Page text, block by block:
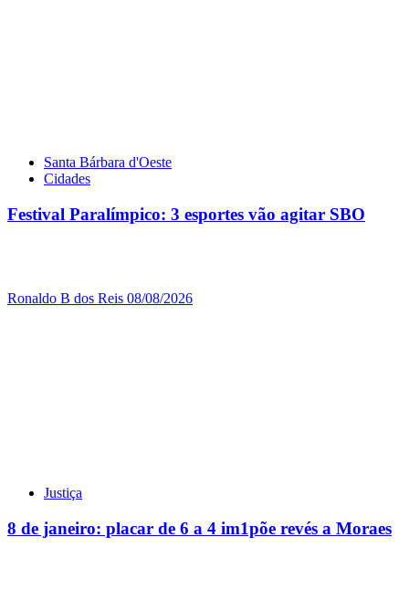
Santa Bárbara d'Oeste
Cidades
Festival Paralímpico: 3 esportes vão agitar SBO
Ronaldo B dos Reis 08/08/2026
Justiça
8 de janeiro: placar de 6 a 4 im1põe revés a Moraes